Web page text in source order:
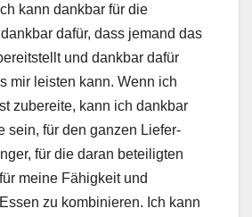
kann dankbar für die
dafür, dass jemand das
und dankbar dafür
mir leisten kann. Wenn ich
zubereite, kann ich dankbar
sein, für den ganzen Liefer-
für die daran beteiligten
meine Fähigkeit und
zu kombinieren. Ich kann